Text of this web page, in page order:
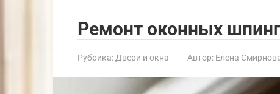
Ремонт оконных
Рубрика:Двери и окна Автор: Елена